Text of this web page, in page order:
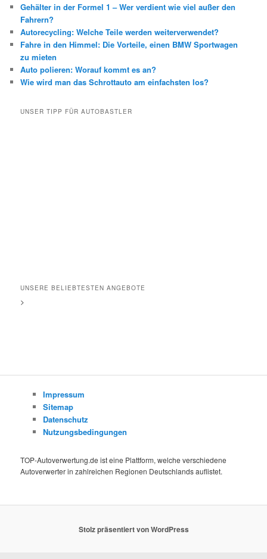
Gehälter in der Formel 1 – Wer verdient wie viel außer den
Fahrern?
Autorecycling: Welche Teile werden weiterverwendet?
Fahre in den Himmel: Die Vorteile, einen BMW Sportwagen
zu mieten
Auto polieren: Worauf kommt es an?
Wie wird man das Schrottauto am einfachsten los?
UNSER TIPP FÜR AUTOBASTLER
UNSERE BELIEBTESTEN ANGEBOTE
>
Impressum
Sitemap
Datenschutz
Nutzungsbedingungen
TOP-Autoverwertung.de ist eine Plattform, welche verschiedene
Autoverwerter in zahlreichen Regionen Deutschlands auflistet.
Stolz präsentiert von WordPress